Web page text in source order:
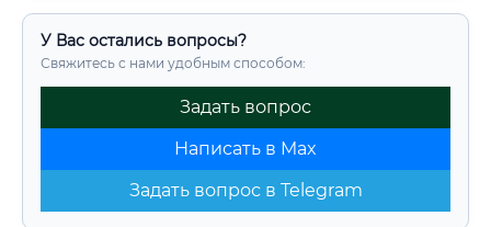
У Вас остались вопросы?
Свяжитесь с нами удобным способом:
Задать вопрос
Написать в Max
Задать вопрос в Telegram